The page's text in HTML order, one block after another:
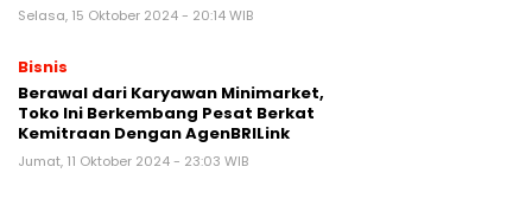
Selasa, 15 Oktober 2024 - 20:14 WIB
Bisnis
Berawal dari Karyawan Minimarket,
Toko Ini Berkembang Pesat Berkat
Kemitraan Dengan AgenBRILink
Jumat, 11 Oktober 2024 - 23:03 WIB